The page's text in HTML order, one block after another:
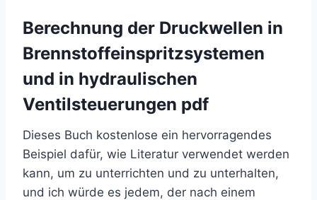
Berechnung der Druckwellen in
Brennstoffeinspritzsystemen
und in hydraulischen
Ventilsteuerungen pdf
Dieses Buch kostenlose ein hervorragendes
Beispiel dafür, wie Literatur verwendet werden
kann, um zu unterrichten und zu unterhalten,
und ich würde es jedem, der nach einem